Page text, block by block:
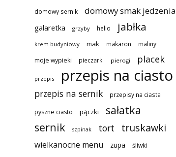
domowy sernik domowy smak jedzenia
galaretka grzyby helio jabłka
krem budyniowy mak makaron maliny
moje wypieki pieczarki pierogi placek
przepis przepis na ciasto
przepis na sernik przepisy na ciasta
pyszne ciasto pączki
sałatka
sernik
szpinak tort truskawki
wielkanocne menu zupa śliwki